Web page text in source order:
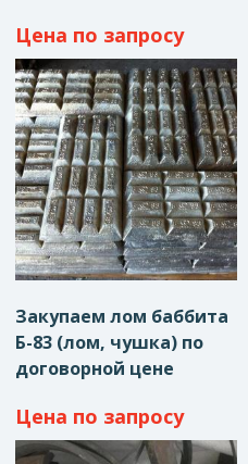
Цена по запросу
Закупаем лом баббита
Б-83 (лом, чушка) по
договорной цене
Цена по запросу